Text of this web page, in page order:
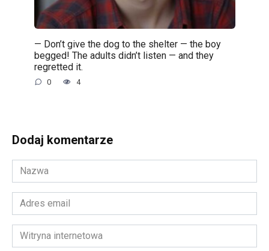
— Don’t give the dog to the shelter — the boy
begged! The adults didn’t listen — and they
regretted it.
0 4
Dodaj komentarze
Nazwa
*
Adres
email
*Witryna
internetowa